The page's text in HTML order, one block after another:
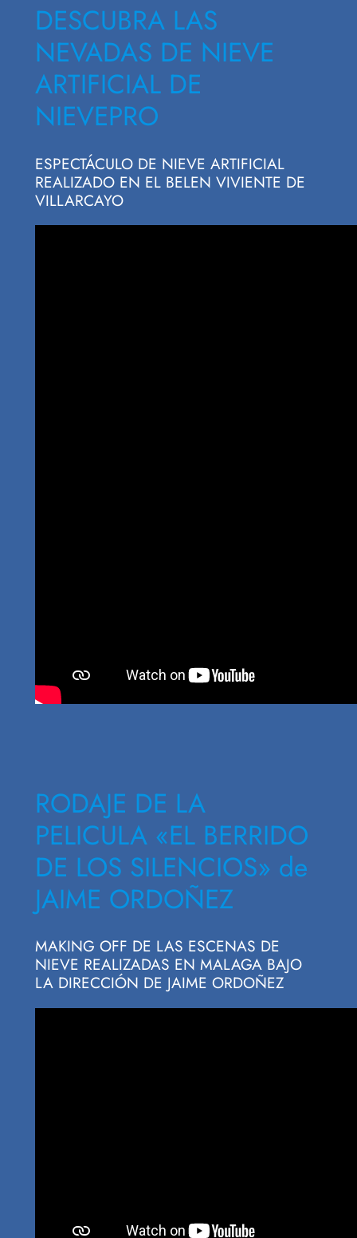
DESCUBRA LAS
NEVADAS DE NIEVE
ARTIFICIAL DE
NIEVEPRO
ESPECTÁCULO DE NIEVE ARTIFICIAL
REALIZADO EN EL BELEN VIVIENTE DE
VILLARCAYO
RODAJE DE LA
PELICULA «EL BERRIDO
DE LOS SILENCIOS» de
JAIME ORDOÑEZ
MAKING OFF DE LAS ESCENAS DE
NIEVE REALIZADAS EN MALAGA BAJO
LA DIRECCIÓN DE JAIME ORDOÑEZ